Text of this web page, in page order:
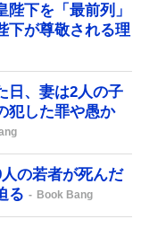
下を「最前列」
が尊敬される理
日、妻は2人の子
犯した罪や愚か
の若者が死んだ
る
Book Bang